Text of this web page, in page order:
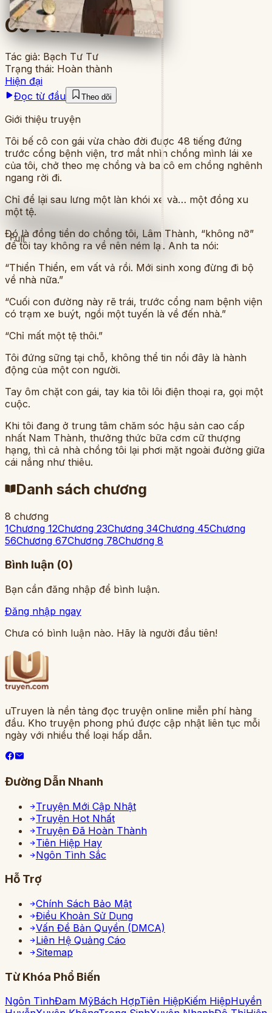
Full
Cô Dâu Một Tệ
Tác giả: Bạch Tư Tư
Trạng thái: Hoàn thành
Hiện đại
Đọc từ đầu
Theo dõi
Giới thiệu truyện
Tôi bế cô con gái vừa chào đời được 48 tiếng đứng
trước cổng bệnh viện, trơ mắt nhìn chồng mình lái xe
của tôi, chở theo mẹ chồng và ba cô em chồng nghênh
ngang rời đi.
Chỉ để lại sau lưng một làn khói xe và… một đồng xu
một tệ.
Đó là đồng tiền do chồng tôi, Lâm Thành, “không nỡ”
để tôi tay không ra về nên ném lại. Anh ta nói:
“Thiển Thiển, em vất vả rồi. Mới sinh xong đừng đi bộ
về nhà nữa.”
“Cuối con đường này rẽ trái, trước cổng nam bệnh viện
có trạm xe buýt, ngồi một tuyến là về đến nhà.”
“Chỉ mất một tệ thôi.”
Tôi đứng sững tại chỗ, không thể tin nổi đây là hành
động của một con người.
Tay ôm chặt con gái, tay kia tôi lôi điện thoại ra, gọi một
cuộc.
Khi tôi đang ở trung tâm chăm sóc hậu sản cao cấp
nhất Nam Thành, thưởng thức bữa cơm cữ thượng
hạng, thì cả nhà chồng tôi lại phơi mặt ngoài đường giữa
cái nắng như thiêu.
Danh sách chương
8 chương
1Chương 12Chương 23Chương 34Chương 45Chương
56Chương 67Chương 78Chương 8
Bình luận (0)
Bạn cần đăng nhập để bình luận.
Đăng nhập ngay
Chưa có bình luận nào. Hãy là người đầu tiên!
uTruyen là nền tảng đọc truyện online miễn phí hàng
đầu. Kho truyện phong phú được cập nhật liên tục mỗi
ngày với nhiều thể loại hấp dẫn.
Đường Dẫn Nhanh
Truyện Mới Cập Nhật
Truyện Hot Nhất
Truyện Đã Hoàn Thành
Tiên Hiệp Hay
Ngôn Tình Sắc
Hỗ Trợ
Chính Sách Bảo Mật
Điều Khoản Sử Dụng
Vấn Đề Bản Quyền (DMCA)
Liên Hệ Quảng Cáo
Sitemap
Từ Khóa Phổ Biến
Ngôn TìnhĐam MỹBách HợpTiên HiệpKiếm HiệpHuyền